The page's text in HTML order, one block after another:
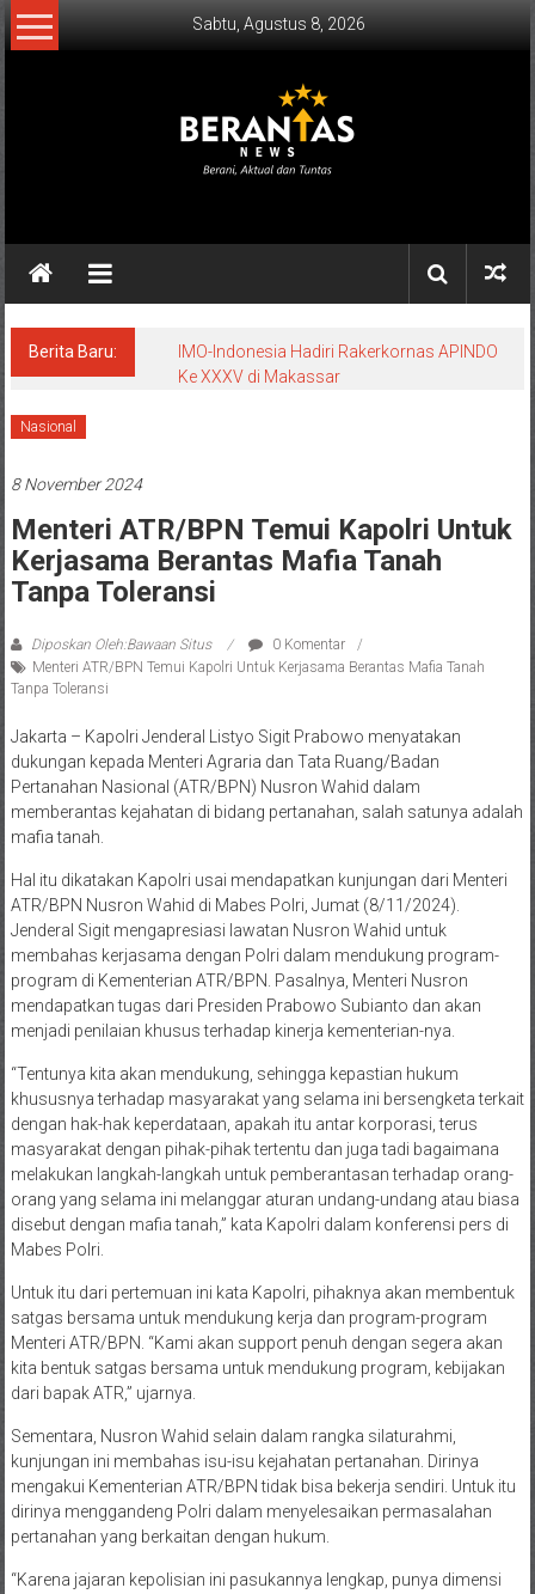
Lompat
ke
Sabtu, Agustus 8, 2026
NEWS
Aktual
Tuntas.
Berita Baru:
IMO-Indonesia Hadiri Rakerkornas APINDO
Ke XXXV di Makassar
Nasional
8 November 2024
Menteri ATR/BPN Temui Kapolri Untuk
Kerjasama Berantas Mafia Tanah
Tanpa Toleransi
Diposkan Oleh:Bawaan Situs
0 Komentar
Menteri ATR/BPN Temui Kapolri Untuk Kerjasama Berantas Mafia Tanah
Tanpa Toleransi
Jakarta – Kapolri Jenderal Listyo Sigit Prabowo menyatakan
dukungan kepada Menteri Agraria dan Tata Ruang/Badan
Pertanahan Nasional (ATR/BPN) Nusron Wahid dalam
memberantas kejahatan di bidang pertanahan, salah satunya adalah
mafia tanah.
Hal itu dikatakan Kapolri usai mendapatkan kunjungan dari Menteri
ATR/BPN Nusron Wahid di Mabes Polri, Jumat (8/11/2024).
Jenderal Sigit mengapresiasi lawatan Nusron Wahid untuk
membahas kerjasama dengan Polri dalam mendukung program-
program di Kementerian ATR/BPN. Pasalnya, Menteri Nusron
mendapatkan tugas dari Presiden Prabowo Subianto dan akan
menjadi penilaian khusus terhadap kinerja kementerian-nya.
“Tentunya kita akan mendukung, sehingga kepastian hukum
khususnya terhadap masyarakat yang selama ini bersengketa terkait
dengan hak-hak keperdataan, apakah itu antar korporasi, terus
masyarakat dengan pihak-pihak tertentu dan juga tadi bagaimana
melakukan langkah-langkah untuk pemberantasan terhadap orang-
orang yang selama ini melanggar aturan undang-undang atau biasa
disebut dengan mafia tanah,” kata Kapolri dalam konferensi pers di
Mabes Polri.
Untuk itu dari pertemuan ini kata Kapolri, pihaknya akan membentuk
satgas bersama untuk mendukung kerja dan program-program
Menteri ATR/BPN. “Kami akan support penuh dengan segera akan
kita bentuk satgas bersama untuk mendukung program, kebijakan
dari bapak ATR,” ujarnya.
Sementara, Nusron Wahid selain dalam rangka silaturahmi,
kunjungan ini membahas isu-isu kejahatan pertanahan. Dirinya
mengakui Kementerian ATR/BPN tidak bisa bekerja sendiri. Untuk itu
dirinya menggandeng Polri dalam menyelesaikan permasalahan
pertanahan yang berkaitan dengan hukum.
“Karena jajaran kepolisian ini pasukannya lengkap, punya dimensi